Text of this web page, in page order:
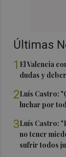
Últimas
1 El Valencia
dudas y
2Luís Castro:
luchar por
3Luís Castro:
no tener
sufrir todos